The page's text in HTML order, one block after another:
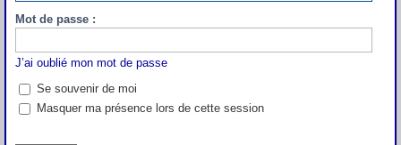
Mot de passe :
J’ai oublié mon mot de passe
Se souvenir de moi
Masquer ma présence lors de cette session